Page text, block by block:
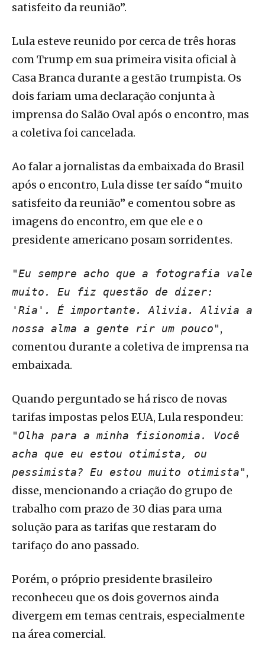
satisfeito da reunião”.
Lula esteve reunido por cerca de três horas
com Trump em sua primeira visita oficial à
Casa Branca durante a gestão trumpista. Os
dois fariam uma declaração conjunta à
imprensa do Salão Oval após o encontro, mas
a coletiva foi cancelada.
Ao falar a jornalistas da embaixada do Brasil
após o encontro, Lula disse ter saído “muito
satisfeito da reunião” e comentou sobre as
imagens do encontro, em que ele e o
presidente americano posam sorridentes.
"Eu sempre acho que a fotografia vale
muito. Eu fiz questão de dizer:
'Ria'. É importante. Alivia. Alivia a
nossa alma a gente rir um pouco",
comentou durante a coletiva de imprensa na
embaixada.
Quando perguntado se há risco de novas
tarifas impostas pelos EUA, Lula respondeu:
"Olha para a minha fisionomia. Você
acha que eu estou otimista, ou
pessimista? Eu estou muito otimista",
disse, mencionando a criação do grupo de
trabalho com prazo de 30 dias para uma
solução para as tarifas que restaram do
tarifaço do ano passado.
Porém, o próprio presidente brasileiro
reconheceu que os dois governos ainda
divergem em temas centrais, especialmente
na área comercial.